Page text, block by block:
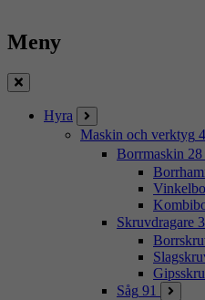
Meny
Stäng
Hyra
Maskin och verktyg
Borrmaskin 28
Skruvdragare
Såg 91